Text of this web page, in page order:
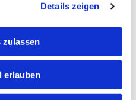
Details zeigen
zulassen
erlauben